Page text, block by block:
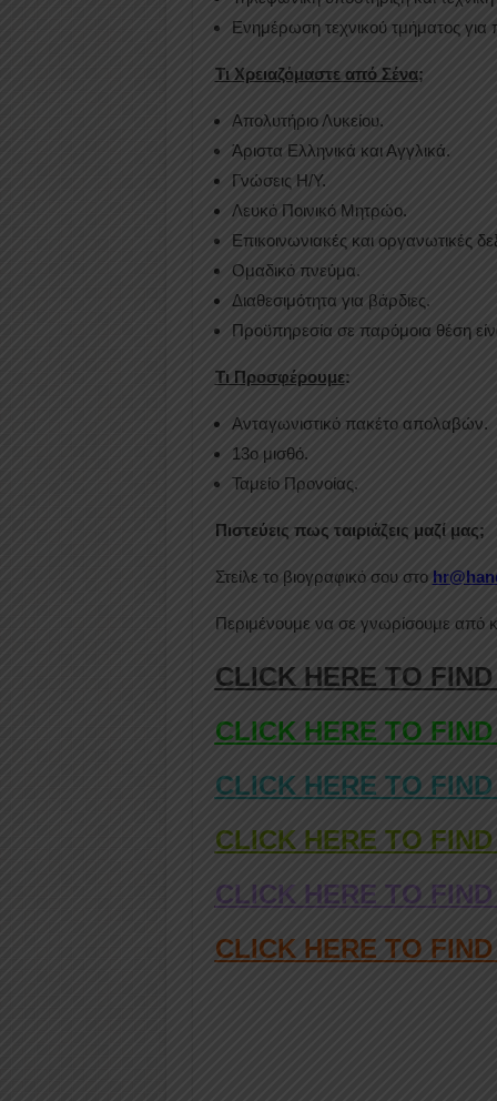
Ενημέρωση τεχνικού τμήματος
Τι Χρειαζόμαστε από Σένα;
Απολυτήριο Λυκείου.
Άριστα Ελληνικά και Αγγλικά.
Γνώσεις Η/Υ.
Λευκό Ποινικό Μητρώο.
Επικοινωνιακές και οργανωτικές
Ομαδικό πνεύμα.
Διαθεσιμότητα για βάρδιες.
Προϋπηρεσία σε παρόμοια θέση
Τι Προσφέρουμε:
Ανταγωνιστικό πακέτο απολαβών.
13ο μισθό.
Ταμείο Προνοίας.
Πιστεύεις πως ταιριάζεις μαζί μας;
Στείλε το βιογραφικό σου στο
Περιμένουμε να σε γνωρίσουμε από
CLICK HERE TO
CLICK HERE TO
CLICK HERE TO
CLICK HERE TO
CLICK HERE TO
CLICK HERE TO